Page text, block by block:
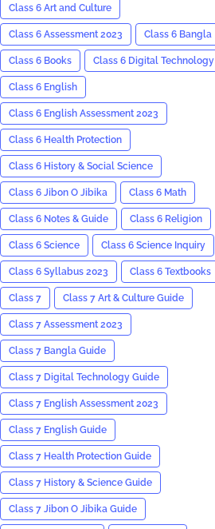
Class 6 Art and Culture
Class 6 Assessment 2023 Class 6 Bangla
Class 6 Books Class 6 Digital Technology
Class 6 English
Class 6 English Assessment 2023
Class 6 Health Protection
Class 6 History & Social Science
Class 6 Jibon O Jibika Class 6 Math
Class 6 Notes & Guide Class 6 Religion
Class 6 Science Class 6 Science Inquiry
Class 6 Syllabus 2023 Class 6 Textbooks
Class 7 Class 7 Art & Culture Guide
Class 7 Assessment 2023
Class 7 Bangla Guide
Class 7 Digital Technology Guide
Class 7 English Assessment 2023
Class 7 English Guide
Class 7 Health Protection Guide
Class 7 History & Science Guide
Class 7 Jibon O Jibika Guide